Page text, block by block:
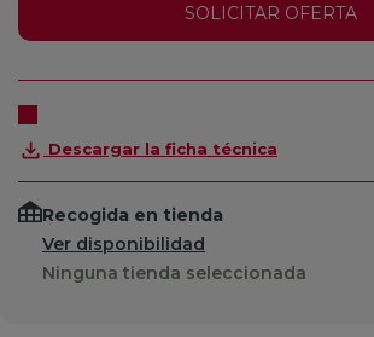
SOLICITAR OFERTA
Descargar la ficha técnica
Recogida en tienda
Ver disponibilidad
Ninguna tienda seleccionada